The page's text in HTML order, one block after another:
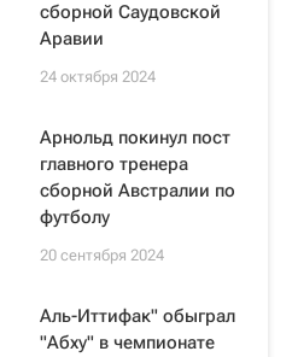
сборной Саудовской
Аравии
24 октября 2024
Арнольд покинул пост
главного тренера
сборной Австралии по
футболу
20 сентября 2024
Аль-Иттифак" обыграл
"Абху" в чемпионате